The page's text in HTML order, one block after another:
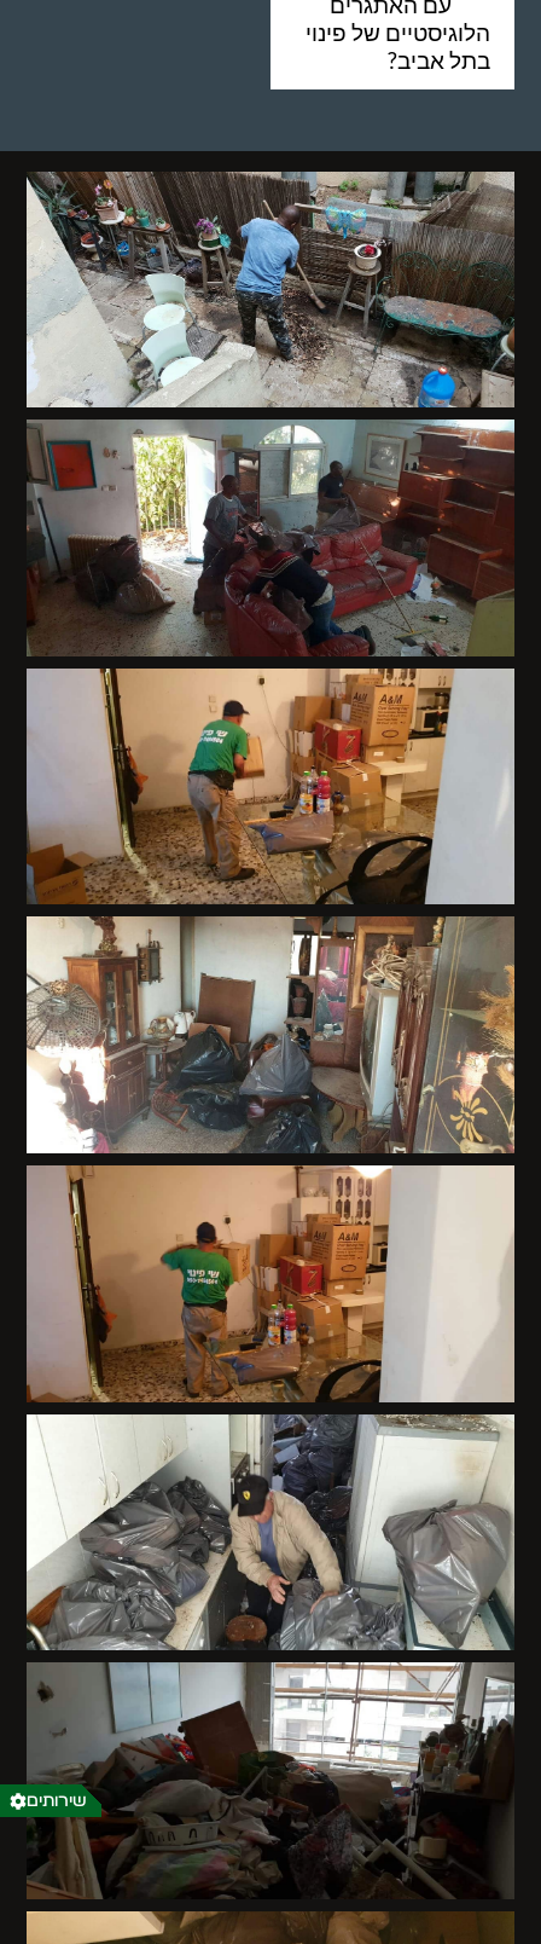
הלוגיסטיים של פינוי
בתל אביב?
שירותים